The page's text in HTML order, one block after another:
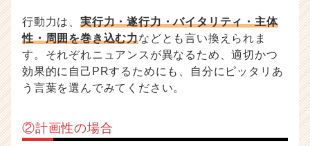
行動力は、 実行力・遂行力・バイタリティ・主体
性・周囲を巻き込む力などとも言い換えられま
す。それぞれニュアンスが異なるため、適切かつ
効果的に自己PRするためにも、自分にピッタリあ
う言葉を選んでみてください。
②計画性の場合